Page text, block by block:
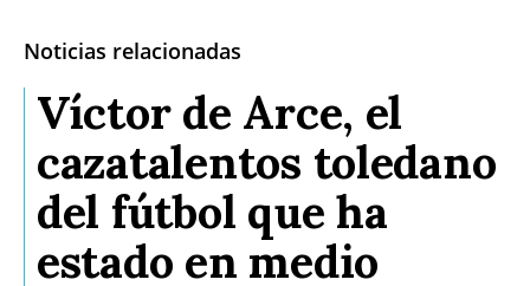
Noticias relacionadas
Víctor de Arce, el
cazatalentos toledano
del fútbol que ha
estado en medio